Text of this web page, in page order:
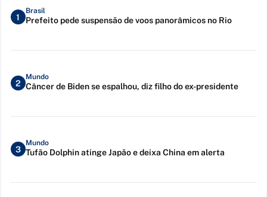
1
Brasil
Prefeito pede suspensão de voos panorâmicos no Rio
2
Mundo
Câncer de Biden se espalhou, diz filho do ex-presidente
3
Mundo
Tufão Dolphin atinge Japão e deixa China em alerta